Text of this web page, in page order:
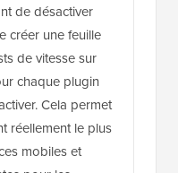
de désactiver
créer une feuille
de vitesse sur
chaque plugin
Cela permet
réellement le plus
mobiles et